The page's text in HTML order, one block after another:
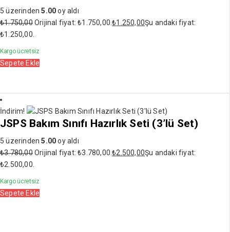
5 üzerinden5.00oy aldı
₺1.750,00 Orijinal fiyat: ₺1.750,00.₺1.250,00Şu andaki fiyat:
₺1.250,00.
Kargo ücretsiz
Sepete Ekle
İndirim!
JSPS Bakım Sınıfı Hazırlık Seti (3’lü Set)
5 üzerinden5.00oy aldı
₺3.780,00 Orijinal fiyat: ₺3.780,00.₺2.500,00Şu andaki fiyat:
₺2.500,00.
Kargo ücretsiz
Sepete Ekle